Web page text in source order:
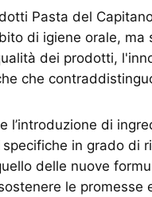
Pasta del
di igiene orale, ma
dei prodotti,
che
l’introduzione di
in grado di
delle nuove
le promesse